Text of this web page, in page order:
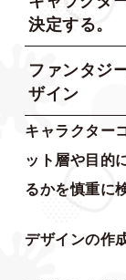
決定する。
ファンタジ
ザイン
キャラクター
ット層や目的
るかを慎重に
デザインの作